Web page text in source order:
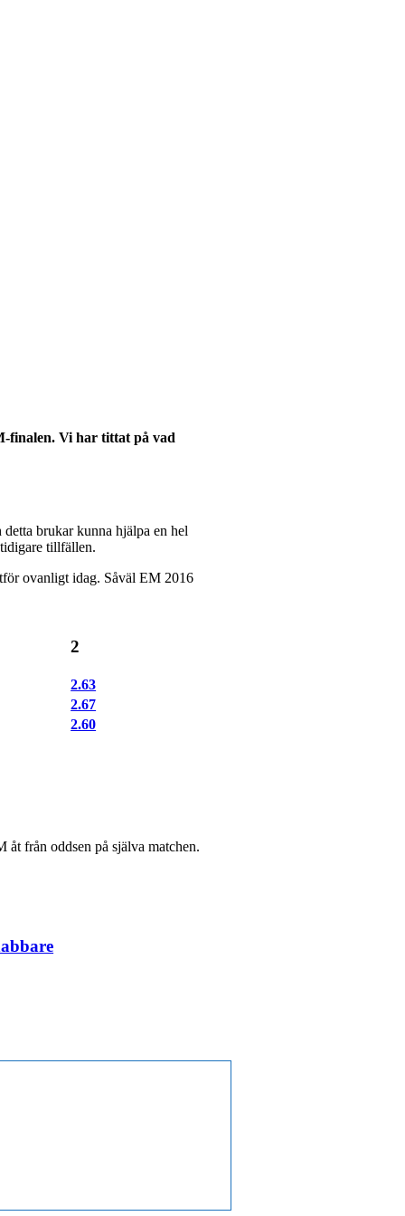
finalen. Vi har tittat på vad
brukar kunna hjälpa en hel
tillfällen.
ovanligt idag. Såväl EM 2016
2
2.63
2.67
2.60
åt från oddsen på själva matchen.